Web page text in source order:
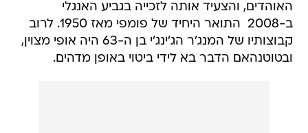
האוהדים, והצעיד אותה לזכייה בגביע האנגלי
ב-2008  התואר היחיד של פומפי מאז 1950. לרוב
קבוצותיו של המנג'ר הג'ינג'י בן ה-63 היה אופי מצוין,
ובטוטנהאם הדבר בא לידי ביטוי באופן מדהים.